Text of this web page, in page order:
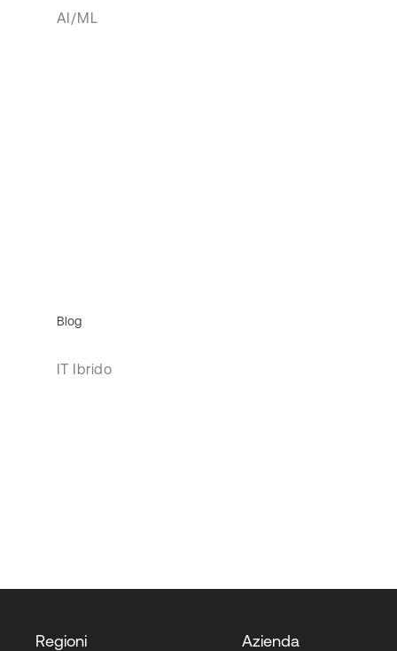
AI/ML
Blog
IT Ibrido
Regioni Azienda